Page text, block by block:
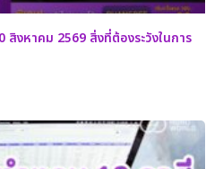
สิงหาคม 2569 สิ่งที่ต้องระวังในการ